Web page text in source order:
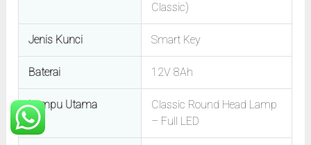
Classic)
Jenis Kunci Smart Key
Baterai 12V 8Ah
Lampu Utama
Classic Round Head Lamp
– Full LED